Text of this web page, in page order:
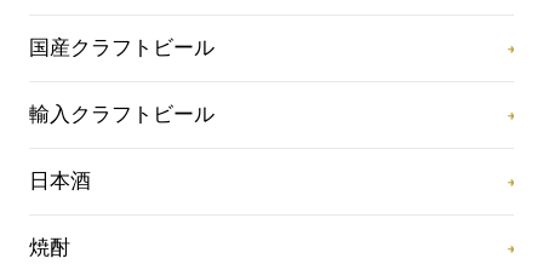
国産クラフトビール
輸入クラフトビール
日本酒
焼酎